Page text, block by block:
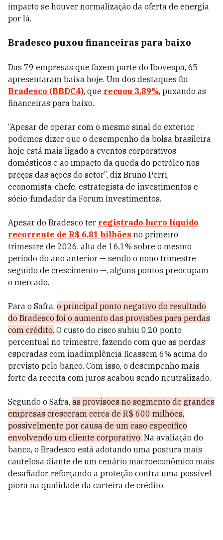
impacto se houver normalização da oferta de energia
por lá.
Bradesco puxou financeiras para baixo
Das 79 empresas que fazem parte do Ibovespa, 65
apresentaram baixa hoje. Um dos destaques foi
Bradesco (BBDC4), que recuou 3,89%, puxando as
financeiras para baixo.
“Apesar de operar com o mesmo sinal do exterior,
podemos dizer que o desempenho da bolsa brasileira
hoje está mais ligado a eventos corporativos
domésticos e ao impacto da queda do petróleo nos
preços das ações do setor”, diz Bruno Perri,
economista-chefe, estrategista de investimentos e
sócio-fundador da Forum Investimentos.
Apesar do Bradesco ter registrado lucro líquido
recorrente de R$ 6,81 bilhões no primeiro
trimestre de 2026, alta de 16,1% sobre o mesmo
período do ano anterior — sendo o nono trimestre
seguido de crescimento —, alguns pontos preocupam
o mercado.
Para o Safra, o principal ponto negativo do resultado
do Bradesco foi o aumento das provisões para perdas
com crédito. O custo do risco subiu 0,20 ponto
percentual no trimestre, fazendo com que as perdas
esperadas com inadimplência ficassem 6% acima do
previsto pelo banco. Com isso, o desempenho mais
forte da receita com juros acabou sendo neutralizado.
Segundo o Safra, as provisões no segmento de grandes
empresas cresceram cerca de R$ 600 milhões,
possivelmente por causa de um caso específico
envolvendo um cliente corporativo. Na avaliação do
banco, o Bradesco está adotando uma postura mais
cautelosa diante de um cenário macroeconômico mais
desafiador, reforçando a proteção contra uma possível
piora na qualidade da carteira de crédito.